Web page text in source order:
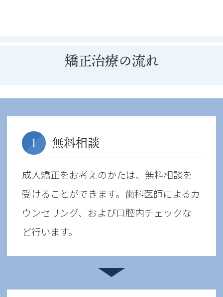
矯正治療の流れ
1 無料相談
成人矯正をお考えのかたは、無料相談を
受けることができます。歯科医師によるカ
ウンセリング、および口腔内チェックな
ど行います。